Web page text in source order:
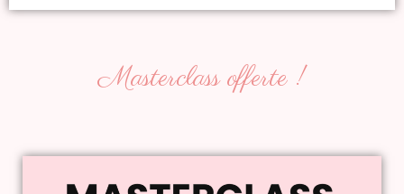
Masterclass offerte !